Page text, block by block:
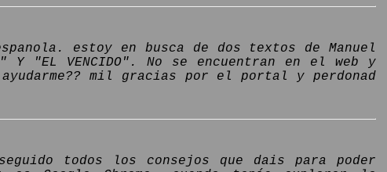
estoy en busca de dos textos de Manuel
"EL VENCIDO". No se encuentran en el web y
mil gracias por el portal y perdonad
todos los consejos que dais para poder